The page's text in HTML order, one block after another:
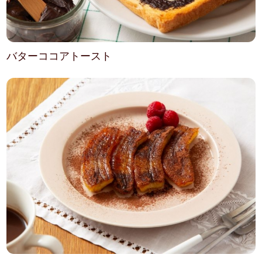
バターココアトースト